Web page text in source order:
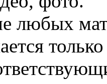
любых